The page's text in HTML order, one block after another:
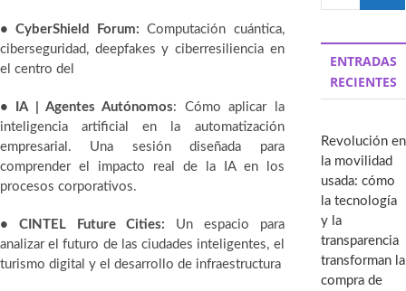
• CyberShield Forum:Computación cuántica,
ciberseguridad, deepfakes y ciberresiliencia en
el centro del
• IA | Agentes Autónomos: Cómo aplicar la
inteligencia artificial en la automatización
empresarial. Una sesión diseñada para
comprender el impacto real de la IA en los
procesos corporativos.
• CINTEL Future Cities: Un espacio para
analizar el futuro de las ciudades inteligentes, el
turismo digital y el desarrollo de infraestructura
ENTRADAS
RECIENTES
Revolución en
la movilidad
usada: cómo
la tecnología
y la
transparencia
transforman la
compra de